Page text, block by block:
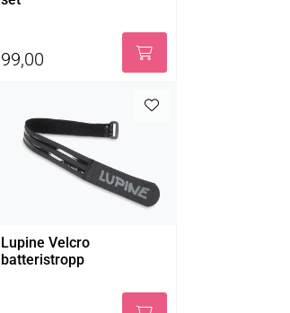
99,00
Lupine Velcro
batteristropp